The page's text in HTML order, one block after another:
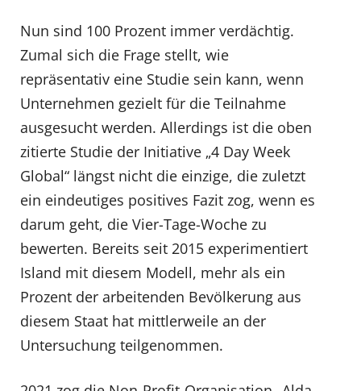
Nun sind 100 Prozent immer verdächtig.
Zumal sich die Frage stellt, wie
repräsentativ eine Studie sein kann, wenn
Unternehmen gezielt für die Teilnahme
ausgesucht werden. Allerdings ist die oben
zitierte Studie der Initiative „4 Day Week
Global“ längst nicht die einzige, die zuletzt
ein eindeutiges positives Fazit zog, wenn es
darum geht, die Vier-Tage-Woche zu
bewerten. Bereits seit 2015 experimentiert
Island mit diesem Modell, mehr als ein
Prozent der arbeitenden Bevölkerung aus
diesem Staat hat mittlerweile an der
Untersuchung teilgenommen.